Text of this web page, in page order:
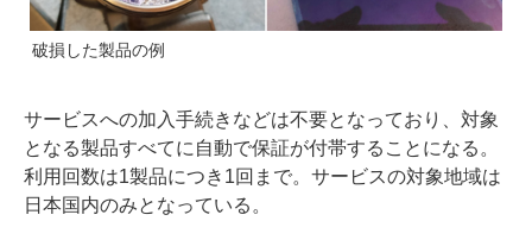
破損した製品の例
サービスへの加入手続きなどは不要となっており、対象
となる製品すべてに自動で保証が付帯することになる。
利用回数は1製品につき1回まで。サービスの対象地域は
日本国内のみとなっている。